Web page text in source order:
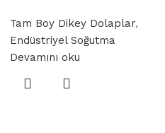
Tam Boy Dikey Dolaplar,
Endüstriyel Soğutma
Devamını oku